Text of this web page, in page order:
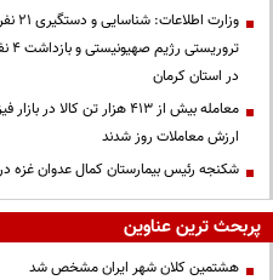
در استان کرمان
معامله بیش از ۴۱۳ هزار تن
ارزش معاملات روز شدند
شکنجه رئیس بیمارستان کمال عدوان غزه
پربحث ترین عناوین
هشتمین کلان شهر ایران مشخص شد